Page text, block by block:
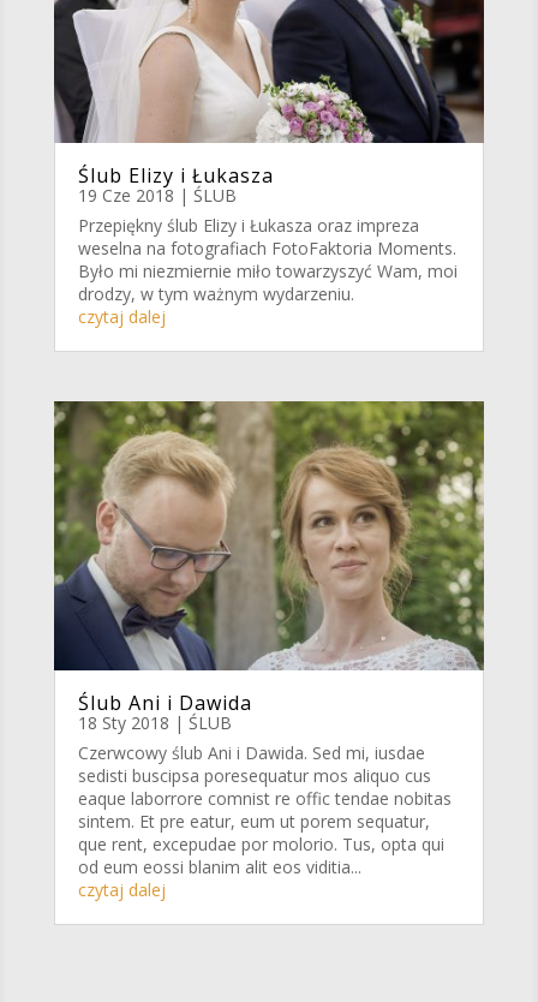
Ślub Elizy i Łukasza
19 Cze 2018 | ŚLUB
Przepiękny ślub Elizy i Łukasza oraz impreza
weselna na fotografiach FotoFaktoria Moments.
Było mi niezmiernie miło towarzyszyć Wam, moi
drodzy, w tym ważnym wydarzeniu.
czytaj dalej
Ślub Ani i Dawida
18 Sty 2018 | ŚLUB
Czerwcowy ślub Ani i Dawida. Sed mi, iusdae
sedisti buscipsa poresequatur mos aliquo cus
eaque laborrore comnist re offic tendae nobitas
sintem. Et pre eatur, eum ut porem sequatur,
que rent, excepudae por molorio. Tus, opta qui
od eum eossi blanim alit eos viditia...
czytaj dalej